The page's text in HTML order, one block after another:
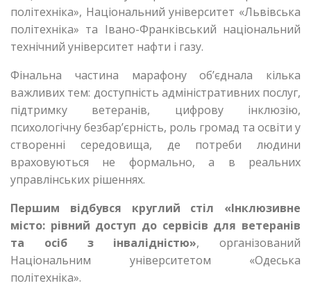
політехніка», Національний університет «Львівська
політехніка» та Івано-Франківський національний
технічний університет нафти і газу.
Фінальна частина марафону об’єднала кілька
важливих тем: доступність адміністративних послуг,
підтримку ветеранів, цифрову інклюзію,
психологічну безбар’єрність, роль громад та освіти у
створенні середовища, де потреби людини
враховуються не формально, а в реальних
управлінських рішеннях.
Першим відбувся круглий стіл «Інклюзивне
місто: рівний доступ до сервісів для ветеранів
та осіб з інвалідністю», організований
Національним університетом «Одеська
політехніка».